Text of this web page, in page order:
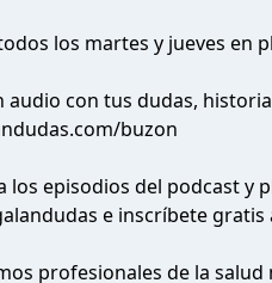
los martes y jueves en
audio con tus dudas,
buzon
los episodios del podcast y
e inscríbete gratis
profesionales de la